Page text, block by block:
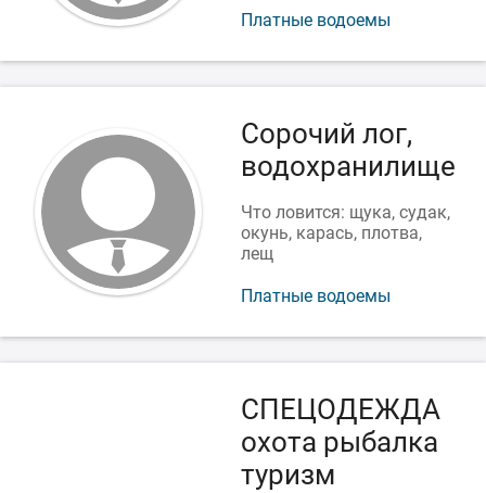
Платные водоемы
Сорочий лог,
водохранилище
Что ловится: щука, судак,
окунь, карась, плотва,
лещ
Платные водоемы
СПЕЦОДЕЖДА
охота рыбалка
туризм